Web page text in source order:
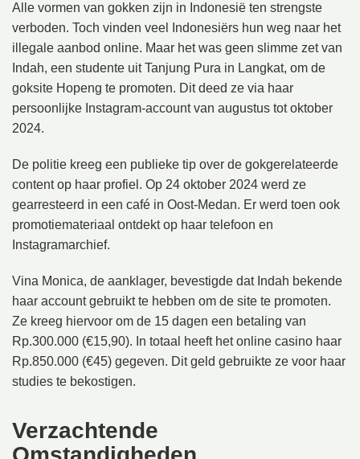
Alle vormen van gokken zijn in Indonesië ten strengste
verboden. Toch vinden veel Indonesiërs hun weg naar het
illegale aanbod online. Maar het was geen slimme zet van
Indah, een studente uit Tanjung Pura in Langkat, om de
goksite Hopeng te promoten. Dit deed ze via haar
persoonlijke Instagram-account van augustus tot oktober
2024.
De politie kreeg een publieke tip over de gokgerelateerde
content op haar profiel. Op 24 oktober 2024 werd ze
gearresteerd in een café in Oost-Medan. Er werd toen ook
promotiemateriaal ontdekt op haar telefoon en
Instagramarchief.
Vina Monica, de aanklager, bevestigde dat Indah bekende
haar account gebruikt te hebben om de site te promoten.
Ze kreeg hiervoor om de 15 dagen een betaling van
Rp.300.000 (€15,90). In totaal heeft het online casino haar
Rp.850.000 (€45) gegeven. Dit geld gebruikte ze voor haar
studies te bekostigen.
Verzachtende